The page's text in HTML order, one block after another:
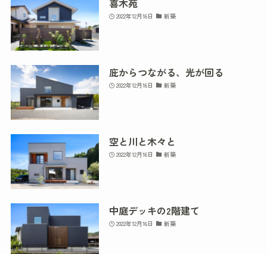
喜木苑
2022年12月16日 新築
庇からつながる、光が回る
2022年12月16日 新築
空と川と木々と
2022年12月16日 新築
中庭デッキの2階建て
2022年12月16日 新築